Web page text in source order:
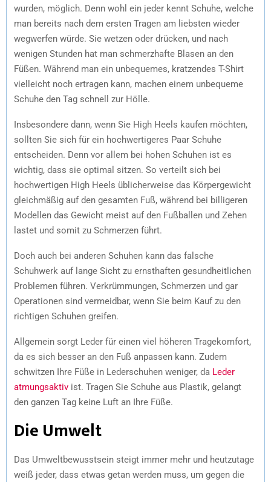
wurden, möglich. Denn wohl ein jeder kennt Schuhe, welche
man bereits nach dem ersten Tragen am liebsten wieder
wegwerfen würde. Sie wetzen oder drücken, und nach
wenigen Stunden hat man schmerzhafte Blasen an den
Füßen. Während man ein unbequemes, kratzendes T-Shirt
vielleicht noch ertragen kann, machen einem unbequeme
Schuhe den Tag schnell zur Hölle.
Insbesondere dann, wenn Sie High Heels kaufen möchten,
sollten Sie sich für ein hochwertigeres Paar Schuhe
entscheiden. Denn vor allem bei hohen Schuhen ist es
wichtig, dass sie optimal sitzen. So verteilt sich bei
hochwertigen High Heels üblicherweise das Körpergewicht
gleichmäßig auf den gesamten Fuß, während bei billigeren
Modellen das Gewicht meist auf den Fußballen und Zehen
lastet und somit zu Schmerzen führt.
Doch auch bei anderen Schuhen kann das falsche
Schuhwerk auf lange Sicht zu ernsthaften gesundheitlichen
Problemen führen. Verkrümmungen, Schmerzen und gar
Operationen sind vermeidbar, wenn Sie beim Kauf zu den
richtigen Schuhen greifen.
Allgemein sorgt Leder für einen viel höheren Tragekomfort,
da es sich besser an den Fuß anpassen kann. Zudem
schwitzen Ihre Füße in Lederschuhen weniger, da Leder
atmungsaktiv ist. Tragen Sie Schuhe aus Plastik, gelangt
den ganzen Tag keine Luft an Ihre Füße.
Die Umwelt
Das Umweltbewusstsein steigt immer mehr und heutzutage
weiß jeder, dass etwas getan werden muss, um gegen die